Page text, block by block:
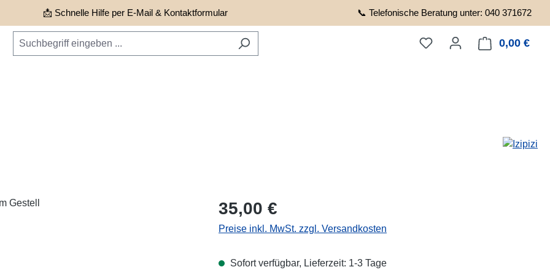
📩 Schnelle Hilfe per E-Mail & Kontaktformular 📞 Telefonische Beratung unter: 040 371672
0,00 €
Regulärer Preis:
35,00 €
Preise inkl. MwSt. zzgl. Versandkosten
Sofort verfügbar, Lieferzeit: 1-3 Tage